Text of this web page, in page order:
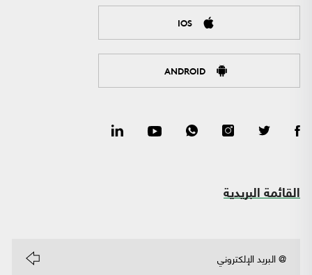
IOS
ANDROID
القائمة البريدية